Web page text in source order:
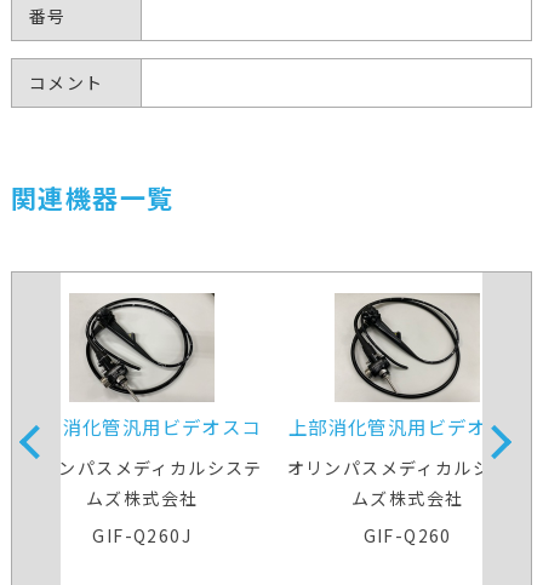
番号
コメント
関連機器一覧
上部消化管汎用ビデオスコ
ープ
オリンパスメディカルシステ
ムズ株式会社
GIF-Q260J
上部消化管汎用ビデオスコ
ープ
オリンパスメディカルシステ
ムズ株式会社
GIF-Q260